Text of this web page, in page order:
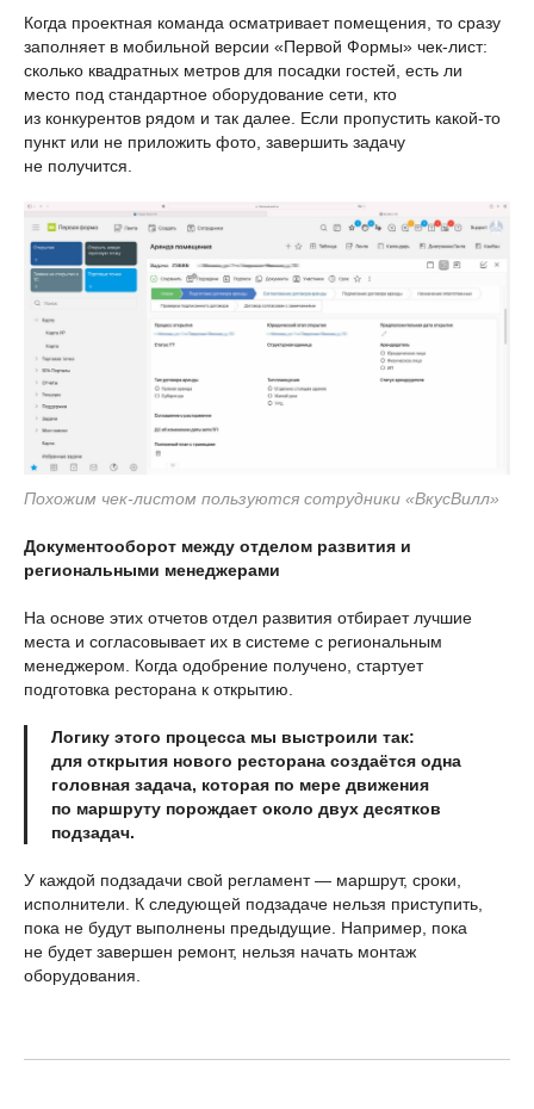
Когда проектная команда осматривает помещения, то сразу
заполняет в мобильной версии «Первой Формы» чек-лист:
сколько квадратных метров для посадки гостей, есть ли
место под стандартное оборудование сети, кто
из конкурентов рядом и так далее. Если пропустить какой-то
пункт или не приложить фото, завершить задачу
не получится.
Похожим чек-листом пользуются сотрудники «ВкусВилл»
Документооборот между отделом развития и
региональными менеджерами
На основе этих отчетов отдел развития отбирает лучшие
места и согласовывает их в системе с региональным
менеджером. Когда одобрение получено, стартует
подготовка ресторана к открытию.
Логику этого процесса мы выстроили так:
для открытия нового ресторана создаётся одна
головная задача, которая по мере движения
по маршруту порождает около двух десятков
подзадач.
У каждой подзадачи свой регламент — маршрут, сроки,
исполнители. К следующей подзадаче нельзя приступить,
пока не будут выполнены предыдущие. Например, пока
не будет завершен ремонт, нельзя начать монтаж
оборудования.